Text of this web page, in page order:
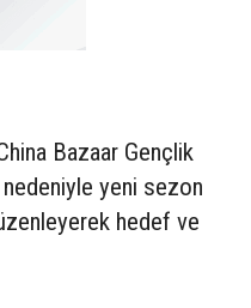
Bazaar Gençlik
nedeniyle yeni sezon
hedef ve